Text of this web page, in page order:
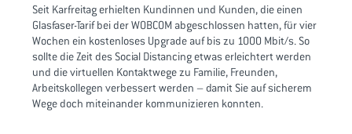
Seit Karfreitag erhielten Kundinnen und Kunden, die einen
Glasfaser-Tarif bei der WOBCOM abgeschlossen hatten, für vier
Wochen ein kostenloses Upgrade auf bis zu 1000 Mbit/s. So
sollte die Zeit des Social Distancing etwas erleichtert werden
und die virtuellen Kontaktwege zu Familie, Freunden,
Arbeitskollegen verbessert werden – damit Sie auf sicherem
Wege doch miteinander kommunizieren konnten.